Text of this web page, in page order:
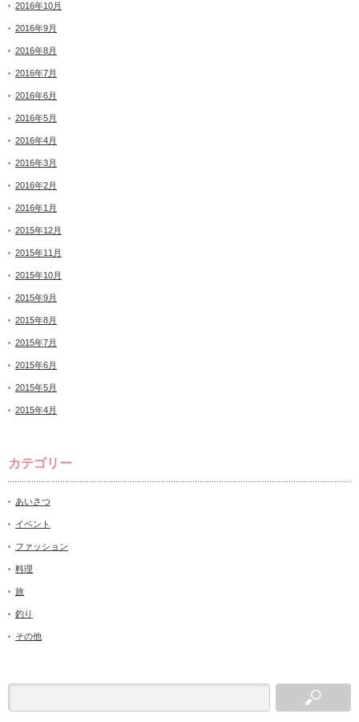
2016年10月
2016年9月
2016年8月
2016年7月
2016年6月
2016年5月
2016年4月
2016年3月
2016年2月
2016年1月
2015年12月
2015年11月
2015年10月
2015年9月
2015年8月
2015年7月
2015年6月
2015年5月
2015年4月
カテゴリー
あいさつ
イベント
ファッション
料理
旅
釣り
その他